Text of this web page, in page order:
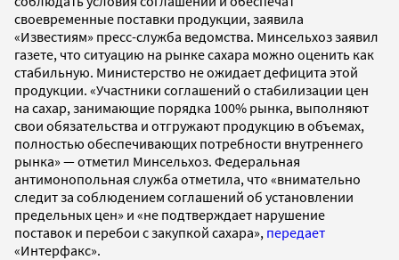
своевременные поставки продукции, заявила
«Известиям» пресс-служба ведомства. Минсельхоз заявил
газете, что ситуацию на рынке сахара можно оценить как
стабильную. Министерство не ожидает дефицита этой
продукции. «Участники соглашений о стабилизации цен
на сахар, занимающие порядка 100% рынка, выполняют
свои обязательства и отгружают продукцию в объемах,
полностью обеспечивающих потребности внутреннего
рынка» — отметил Минсельхоз. Федеральная
антимонопольная служба отметила, что «внимательно
следит за соблюдением соглашений об установлении
предельных цен» и «не подтверждает нарушение
поставок и перебои с закупкой сахара», передает
«Интерфакс».